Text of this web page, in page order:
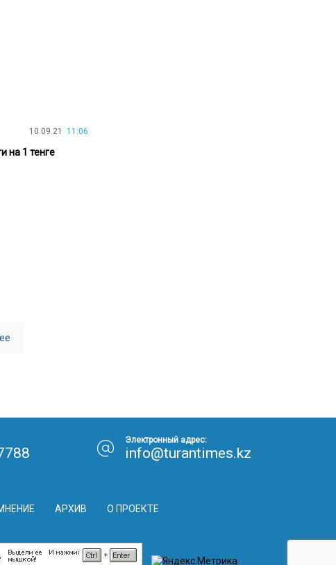
10.09.21 11:06
на 1 тенге
АРХИВ О ПРОЕКТЕ
Электронный адрес:
info@turantimes.kz